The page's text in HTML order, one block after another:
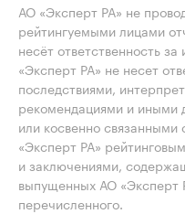
АО «Эксперт РА» не
рейтингуемыми лицами
несёт ответственность
«Эксперт РА» не несет
последствиями,
рекомендациями и иными
или косвенно
«Эксперт РА»
и заключениями,
выпущенных АО «Эксперт
перечисленного.